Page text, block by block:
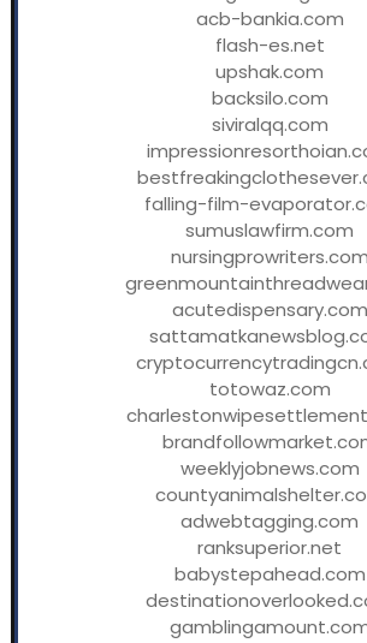
acb-bankia.com
flash-es.net
upshak.com
backsilo.com
siviralqq.com
falling-film-
sumuslawfirm.com
nursingprowriters.com
acutedispensary.com
totowaz.com
weeklyjobnews.com
adwebtagging.com
ranksuperior.net
babystepahead.com